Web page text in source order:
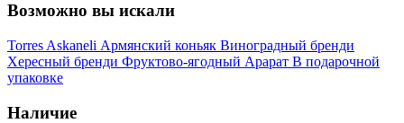
Возможно вы искали
Torres Askaneli Армянский коньяк Виноградный бренди
Хересный бренди Фруктово-ягодный Арарат В подарочной
упаковке
Наличие